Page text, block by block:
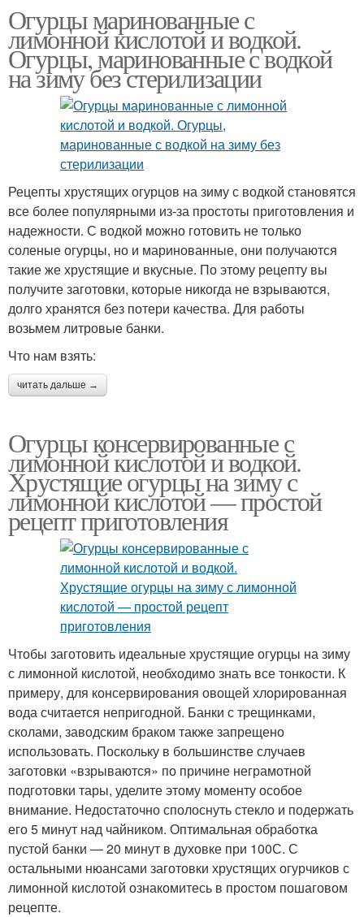
Огурцы маринованные с
лимонной кислотой и водкой.
Огурцы, маринованные с водкой
на зиму без стерилизации
Рецепты хрустящих огурцов на зиму с водкой становятся
все более популярными из-за простоты приготовления и
надежности. С водкой можно готовить не только
соленые огурцы, но и маринованные, они получаются
такие же хрустящие и вкусные. По этому рецепту вы
получите заготовки, которые никогда не взрываются,
долго хранятся без потери качества. Для работы
возьмем литровые банки.
Что нам взять:
читать дальше →
Огурцы консервированные с
лимонной кислотой и водкой.
Хрустящие огурцы на зиму с
лимонной кислотой — простой
рецепт приготовления
Чтобы заготовить идеальные хрустящие огурцы на зиму
с лимонной кислотой, необходимо знать все тонкости. К
примеру, для консервирования овощей хлорированная
вода считается непригодной. Банки с трещинками,
сколами, заводским браком также запрещено
использовать. Поскольку в большинстве случаев
заготовки «взрываются» по причине неграмотной
подготовки тары, уделите этому моменту особое
внимание. Недостаточно сполоснуть стекло и подержать
его 5 минут над чайником. Оптимальная обработка
пустой банки — 20 минут в духовке при 100С. С
остальными нюансами заготовки хрустящих огурчиков с
лимонной кислотой ознакомитесь в простом пошаговом
рецепте.